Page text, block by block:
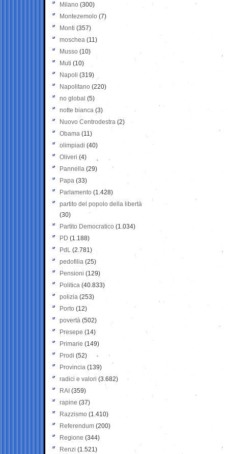
Milano (300)
Montezemolo (7)
Monti (357)
moschea (11)
Musso (10)
Muti (10)
Napoli (319)
Napolitano (220)
no global (5)
notte bianca (3)
Nuovo Centrodestra (2)
Obama (11)
olimpiadi (40)
Oliveri (4)
Pannella (29)
Papa (33)
Parlamento (1.428)
partito del popolo della libertà
(30)
Partito Democratico (1.034)
PD (1.188)
PdL (2.781)
pedofilia (25)
Pensioni (129)
Politica (40.833)
polizia (253)
Porto (12)
povertà (502)
Presepe (14)
Primarie (149)
Prodi (52)
Provincia (139)
radici e valori (3.682)
RAI (359)
rapine (37)
Razzismo (1.410)
Referendum (200)
Regione (344)
Renzi (1.521)